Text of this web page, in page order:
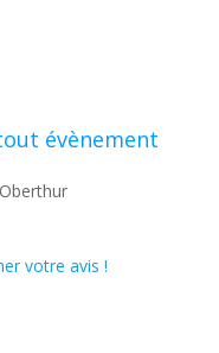
évènement
votre avis !